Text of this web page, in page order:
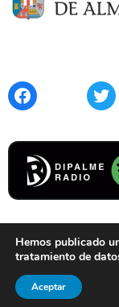
Facebook
© 2021
Hemos publicado
tratamiento de
Aceptar